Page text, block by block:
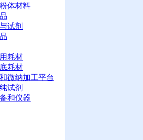
体材料
试剂
耗材
耗材
微纳加工平台
试剂
和仪器